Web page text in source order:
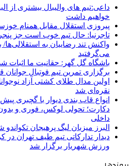
داعی:تیم های والیبال بیشتری از
خواهیم داشت
پیروزی استقلال مقابل همنام
تاجرنیا: حال تیم خوب است جز
واکنش تند رضاییان به
می‌گرفتید
باشگاه گل گهر: حقانیت ما اثبات
برگزاری تمرین تیم فوتبال جوانان
اولین مدال طلای کشتی آزاد
نقره‌ای شد
انواع قاب بندی دیوار با گچبری
دکارت؛ تحولی لوکس، فوری و
داخلی
البرز میزبان لیگ پرهیجان تکواندو
دیدار تدارکاتی تیم طیف تهران در
ورزش شهریار برگزار شد